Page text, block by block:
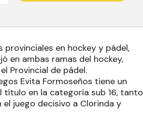
provinciales en hockey y pádel,
en ambas ramas del hockey,
Provincial de pádel.
Evita Formoseños tiene un
título en la categoría sub 16, tanto
juego decisivo a Clorinda y